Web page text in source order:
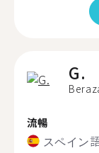
G.
流暢
スペイン